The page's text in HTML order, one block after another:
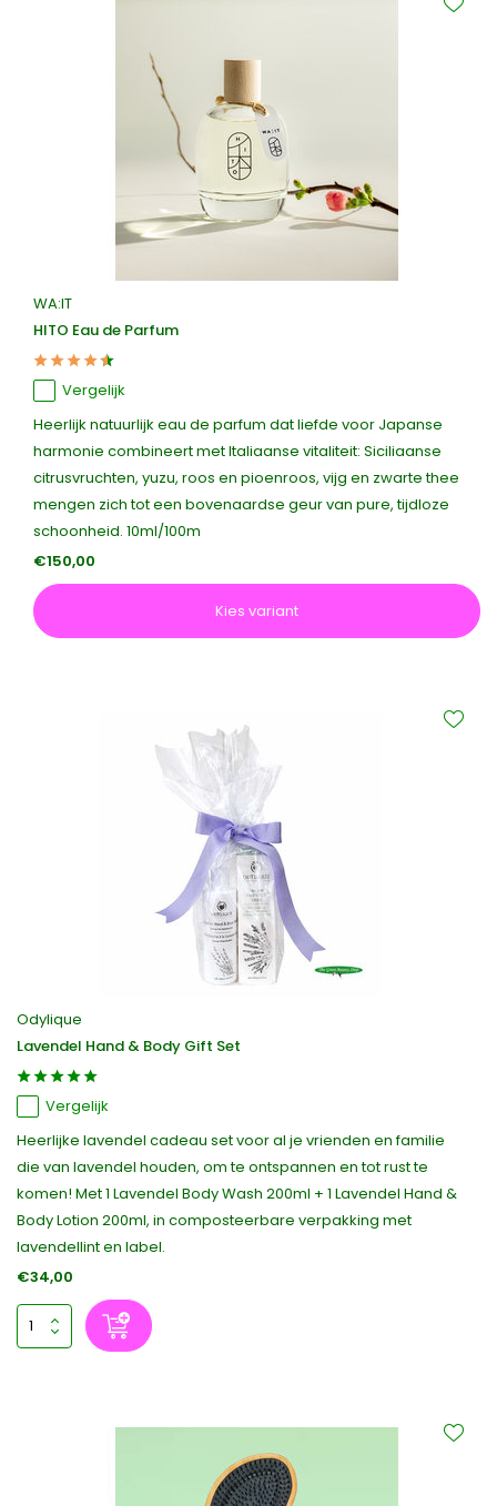
WA:IT
HITO Eau de Parfum
Vergelijk
Heerlijk natuurlijk eau de parfum dat liefde voor Japanse
harmonie combineert met Italiaanse vitaliteit: Siciliaanse
citrusvruchten, yuzu, roos en pioenroos, vijg en zwarte thee
mengen zich tot een bovenaardse geur van pure, tijdloze
schoonheid. 10ml/100m
€150,00
Kies variant
Odylique
Lavendel Hand & Body Gift Set
Vergelijk
Heerlijke lavendel cadeau set voor al je vrienden en familie
die van lavendel houden, om te ontspannen en tot rust te
komen! Met 1 Lavendel Body Wash 200ml + 1 Lavendel Hand &
Body Lotion 200ml, in composteerbare verpakking met
lavendellint en label.
€34,00